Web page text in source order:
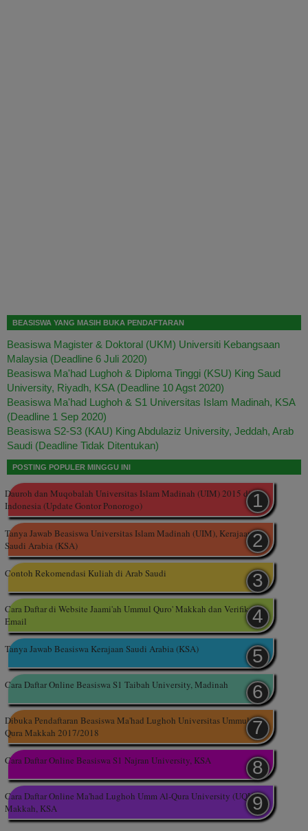
BEASISWA YANG MASIH BUKA PENDAFTARAN
Beasiswa Magister & Doktoral (UKM) Universiti Kebangsaan
Malaysia (Deadline 6 Juli 2020)
Beasiswa Ma'had Lughoh & Diploma Tinggi (KSU) King Saud
University, Riyadh, KSA (Deadline 10 Agst 2020)
Beasiswa Ma'had Lughoh & S1 Universitas Islam Madinah, KSA
(Deadline 1 Sep 2020)
Beasiswa S2-S3 (KAU) King Abdulaziz University, Jeddah, Arab
Saudi (Deadline Tidak Ditentukan)
POSTING POPULER MINGGU INI
Dauroh dan Muqobalah Universitas Islam Madinah (UIM) 2015 di
Indonesia (Update Gontor Ponorogo)
Tanya Jawab Beasiswa Universitas Islam Madinah (UIM), Kerajaan
Saudi Arabia (KSA)
Contoh Rekomendasi Kuliah di Arab Saudi
Cara Daftar di Website Jaami'ah Ummul Quro' Makkah dan Verifikasi
Email
Tanya Jawab Beasiswa Kerajaan Saudi Arabia (KSA)
Cara Daftar Online Beasiswa S1 Taibah University, Madinah
Dibuka Pendaftaran Beasiswa Ma'had Lughoh Universitas Ummul
Qura Makkah 2017/2018
Cara Daftar Online Beasiswa S1 Najran University, KSA
Cara Daftar Online Ma'had Lughoh Umm Al-Qura University (UQU),
Makkah, KSA